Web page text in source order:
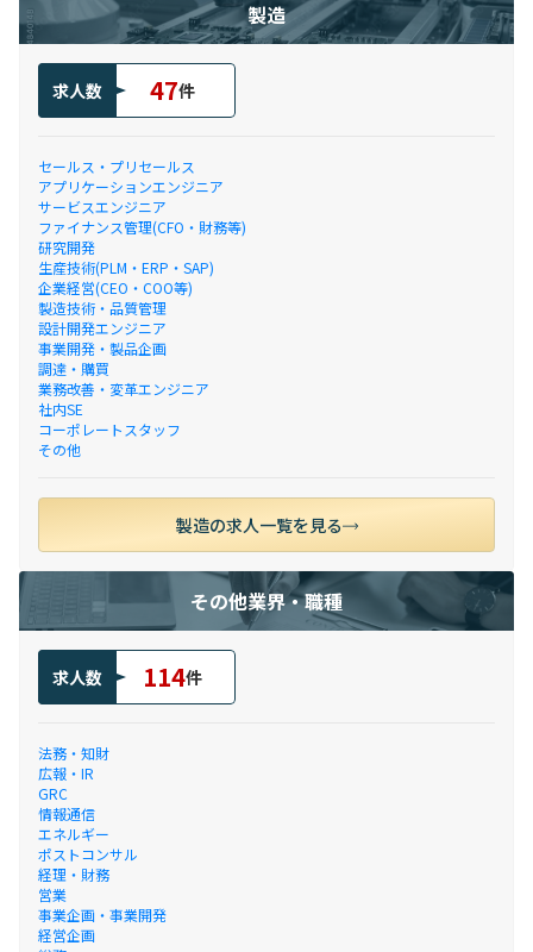
製造
求人数 47件
セールス・プリセールス
アプリケーションエンジニア
サービスエンジニア
ファイナンス管理(CFO・財務等)
研究開発
生産技術(PLM・ERP・SAP)
企業経営(CEO・COO等)
製造技術・品質管理
設計開発エンジニア
事業開発・製品企画
調達・購買
業務改善・変革エンジニア
社内SE
コーポレートスタッフ
その他
製造の求人一覧を見る
その他業界・職種
求人数 114件
法務・知財
広報・IR
GRC
情報通信
エネルギー
ポストコンサル
経理・財務
営業
事業企画・事業開発
経営企画